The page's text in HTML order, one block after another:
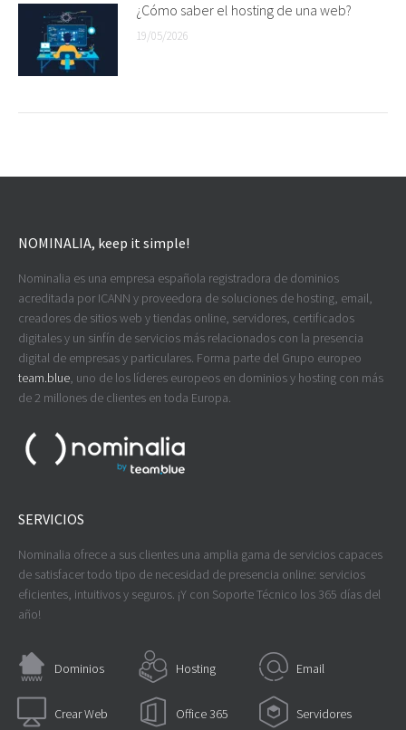
¿Cómo saber el hosting de una web?
19/05/2026
NOMINALIA, keep it simple!
Nominalia es una empresa española registradora de dominios
acreditada por ICANN y proveedora de soluciones de hosting, email,
creadores de sitios web y tiendas online, servidores, certificados
digitales y un sinfín de servicios más relacionados con la presencia
digital de empresas y particulares. Forma parte del Grupo europeo
team.blue, uno de los líderes europeos en dominios y hosting con más
de 2 millones de clientes en toda Europa.
SERVICIOS
Nominalia ofrece a sus clientes una amplia gama de servicios capaces
de satisfacer todo tipo de necesidad de presencia online: servicios
eficientes, intuitivos y seguros. ¡Y con Soporte Técnico los 365 días del
año!
Dominios Hosting Email
Crear Web Office 365 Servidores